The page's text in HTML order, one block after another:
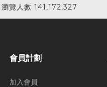
瀏覽人數 141,172,327
會員計劃
加入會員